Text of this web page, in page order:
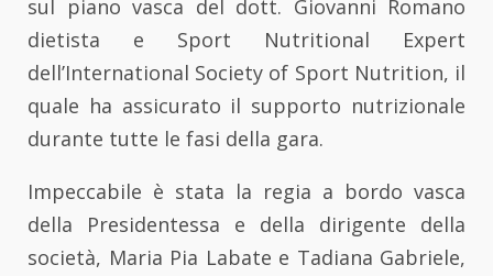
sul piano vasca del dott. Giovanni Romano
dietista e Sport Nutritional Expert
dell’International Society of Sport Nutrition, il
quale ha assicurato il supporto nutrizionale
durante tutte le fasi della gara.
Impeccabile è stata la regia a bordo vasca
della Presidentessa e della dirigente della
società, Maria Pia Labate e Tadiana Gabriele,